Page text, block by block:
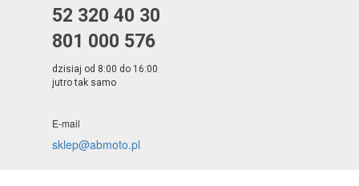
52 320 40 30
801 000 576
dzisiaj od 8:00 do 16:00
jutro tak samo
E-mail
sklep@abmoto.pl